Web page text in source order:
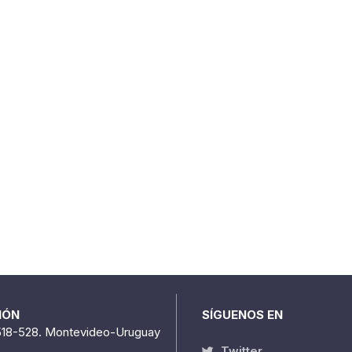
528. Montevideo-Uruguay
SÍGUENOS EN